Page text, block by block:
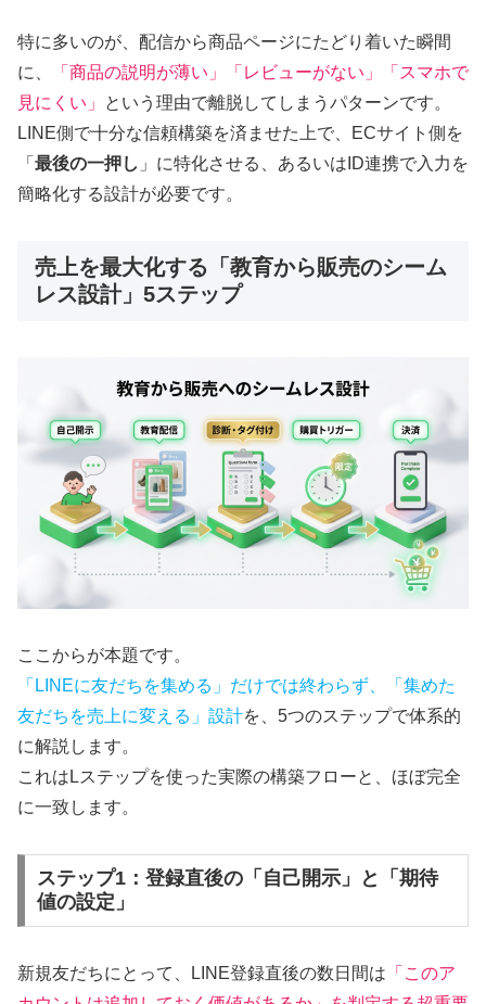
特に多いのが、配信から商品ページにたどり着いた瞬間
に、
「商品の説明が薄い」「レビューがない」「スマホで
見にくい」
という理由で離脱してしまうパターンです。
LINE側で十分な信頼構築を済ませた上で、ECサイト側を
「 最後の一押し 」に特化させる、あるいはID連携で入力を
簡略化する設計が必要です。
売上を最大化する「教育から販売のシーム
レス設計」5ステップ
ここからが本題です。
「LINEに友だちを集める」だけでは終わらず、「集めた
友だちを売上に変える」設計を、5つのステップで体系的
に解説します。
これはLステップを使った実際の構築フローと、ほぼ完全
に一致します。
ステップ1：登録直後の「自己開示」と「期待
値の設定」
新規友だちにとって、LINE登録直後の数日間は 「このア